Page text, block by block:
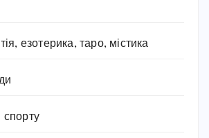
езотерика, таро, містика
спорту